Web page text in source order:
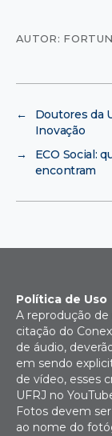
AUTOR:
←
Doutores da
Inovação
→
ECO Social:
encontram
Política de Uso
A reprodução
citação do
de áudio,
em sendo
de vídeo, esses
UFRJ no
Fotos devem
ao nome do